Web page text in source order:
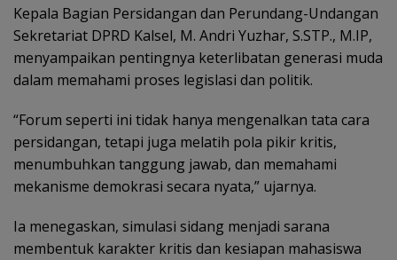
‎Kepala Bagian Persidangan dan Perundang-Undangan
Sekretariat DPRD Kalsel, M. Andri Yuzhar, S.STP., M.IP,
menyampaikan pentingnya keterlibatan generasi muda
dalam memahami proses legislasi dan politik.
“Forum seperti ini tidak hanya mengenalkan tata cara
persidangan, tetapi juga melatih pola pikir kritis,
menumbuhkan tanggung jawab, dan memahami
mekanisme demokrasi secara nyata,” ujarnya.
‎Ia menegaskan, simulasi sidang menjadi sarana
membentuk karakter kritis dan kesiapan mahasiswa